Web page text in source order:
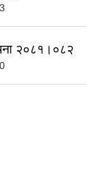
२०८१।०८२